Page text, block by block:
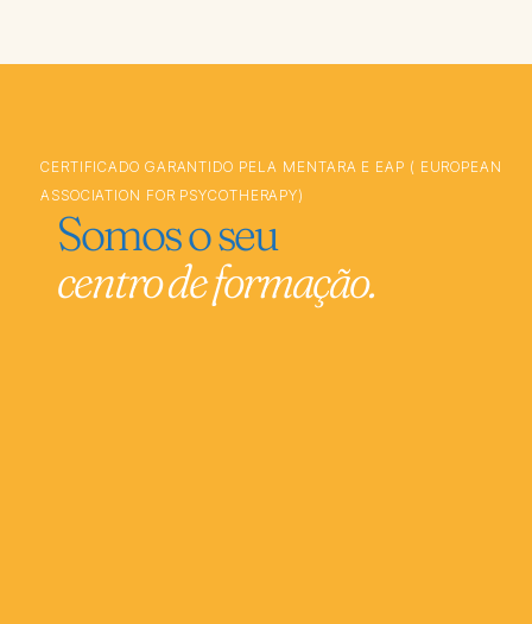
CERTIFICADO GARANTIDO PELA MENTARA E EAP ( EUROPEAN
ASSOCIATION FOR PSYCOTHERAPY)
Somos o seu
centro de formação.